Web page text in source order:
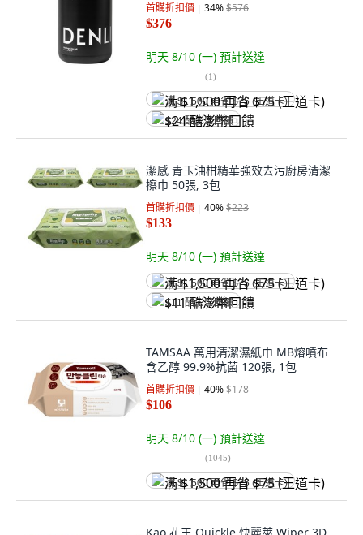
首購折扣價 34%$576
$376
明天 8/10 (一) 預計送達
(1)
满 $1,500 再省 $75 (王道卡)
$24 酷澎幣回饋
潔感 青玉油柑精華強效去污廚房清潔
擦巾 50張, 3包
首購折扣價 40%$223
$133
明天 8/10 (一) 預計送達
满 $1,500 再省 $75 (王道卡)
$11 酷澎幣回饋
TAMSAA 萬用清潔濕紙巾 MB熔噴布
含乙醇 99.9%抗菌 120張, 1包
首購折扣價 40%$178
$106
明天 8/10 (一) 預計送達
(1045)
满 $1,500 再省 $75 (王道卡)